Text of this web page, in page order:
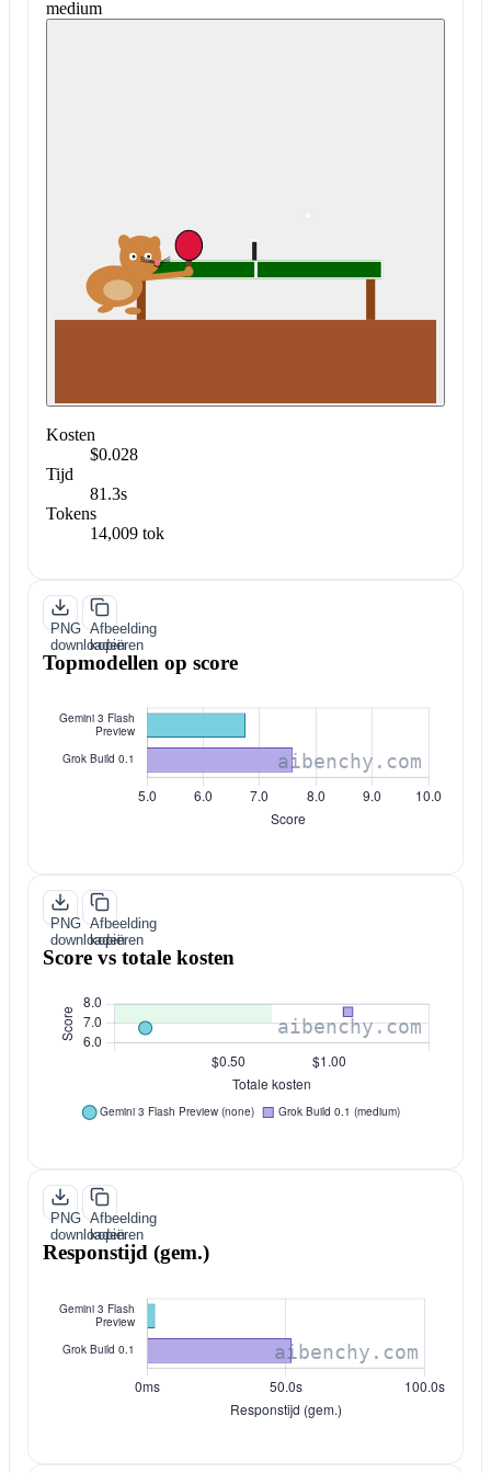
medium
Kosten
$0.028
Tijd
81.3s
Tokens
14,009 tok
PNG
downloaden
Afbeelding
kopiëren
Topmodellen op score
PNG
downloaden
Afbeelding
kopiëren
Score vs totale kosten
PNG
downloaden
Afbeelding
kopiëren
Responstijd (gem.)